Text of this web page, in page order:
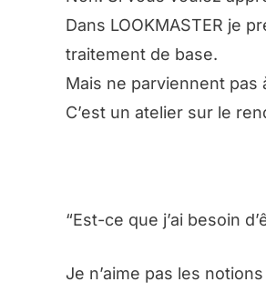
Dans LOOKMASTER je
traitement de base.
Mais ne parviennent pas
C’est un atelier sur le
“Est-ce que j’ai besoin
Je n’aime pas les